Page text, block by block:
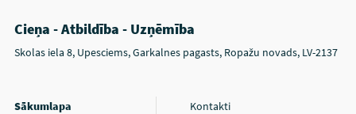
Cieņa - Atbildība - Uzņēmība
Skolas iela 8, Upesciems, Garkalnes pagasts, Ropažu novads, LV-2137
Sākumlapa
Kontakti